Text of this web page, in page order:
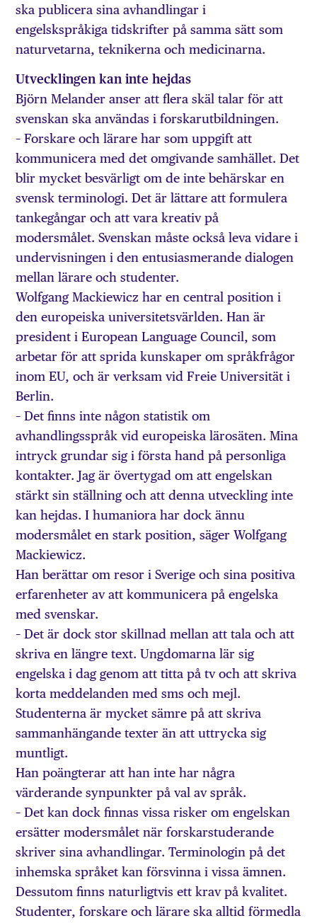
ska publicera sina avhandlingar i
engelskspråkiga tidskrifter på samma sätt som
naturvetarna, teknikerna och medicinarna.
Utvecklingen kan inte hejdas
Björn Melander anser att flera skäl talar för att
svenskan ska användas i forskarutbildningen.
– Forskare och lärare har som uppgift att
kommunicera med det omgivande samhället. Det
blir mycket besvärligt om de inte behärskar en
svensk terminologi. Det är lättare att formulera
tankegångar och att vara kreativ på
modersmålet. Svenskan måste också leva vidare i
undervisningen i den entusiasmerande dialogen
mellan lärare och studenter.
Wolfgang Mackiewicz har en central position i
den europeiska universitetsvärlden. Han är
president i European Language Council, som
arbetar för att sprida kunskaper om språkfrågor
inom EU, och är verksam vid Freie Universität i
Berlin.
– Det finns inte någon statistik om
avhandlingsspråk vid europeiska lärosäten. Mina
intryck grundar sig i första hand på personliga
kontakter. Jag är övertygad om att engelskan
stärkt sin ställning och att denna utveckling inte
kan hejdas. I humaniora har dock ännu
modersmålet en stark position, säger Wolfgang
Mackiewicz.
Han berättar om resor i Sverige och sina positiva
erfarenheter av att kommunicera på engelska
med svenskar.
– Det är dock stor skillnad mellan att tala och att
skriva en längre text. Ungdomarna lär sig
engelska i dag genom att titta på tv och att skriva
korta meddelanden med sms och mejl.
Studenterna är mycket sämre på att skriva
sammanhängande texter än att uttrycka sig
muntligt.
Han poängterar att han inte har några
värderande synpunkter på val av språk.
– Det kan dock finnas vissa risker om engelskan
ersätter modersmålet när forskarstuderande
skriver sina avhandlingar. Terminologin på det
inhemska språket kan försvinna i vissa ämnen.
Dessutom finns naturligtvis ett krav på kvalitet.
Studenter, forskare och lärare ska alltid förmedla